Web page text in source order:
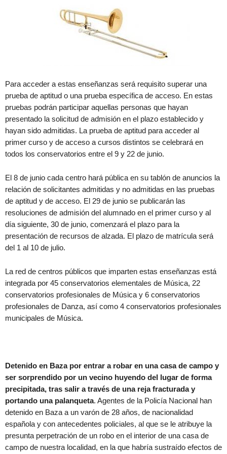
Para acceder a estas enseñanzas será requisito superar una
prueba de aptitud o una prueba específica de acceso. En estas
pruebas podrán participar aquellas personas que hayan
presentado la solicitud de admisión en el plazo establecido y
hayan sido admitidas. La prueba de aptitud para acceder al
primer curso y de acceso a cursos distintos se celebrará en
todos los conservatorios entre el 9 y 22 de junio.
El 8 de junio cada centro hará pública en su tablón de anuncios la
relación de solicitantes admitidas y no admitidas en las pruebas
de aptitud y de acceso. El 29 de junio se publicarán las
resoluciones de admisión del alumnado en el primer curso y al
día siguiente, 30 de junio, comenzará el plazo para la
presentación de recursos de alzada. El plazo de matrícula será
del 1 al 10 de julio.
La red de centros públicos que imparten estas enseñanzas está
integrada por 45 conservatorios elementales de Música, 22
conservatorios profesionales de Música y 6 conservatorios
profesionales de Danza, así como 4 conservatorios profesionales
municipales de Música.
Detenido en Baza por entrar a robar en una casa de campo y
ser sorprendido por un vecino huyendo del lugar de forma
precipitada, tras salir a través de una reja fracturada y
portando una palanqueta. Agentes de la Policía Nacional han
detenido en Baza a un varón de 28 años, de nacionalidad
española y con antecedentes policiales, al que se le atribuye la
presunta perpetración de un robo en el interior de una casa de
campo de nuestra localidad, en la que habría sustraído efectos de